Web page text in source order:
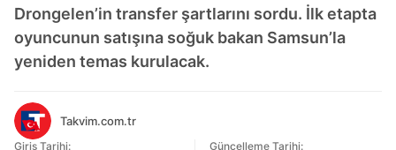
Drongelen’in transfer şartlarını sordu. İlk etapta
oyuncunun satışına soğuk bakan Samsun’la
yeniden temas kurulacak.
Takvim.com.tr
Giriş Tarihi:
Güncelleme Tarihi: